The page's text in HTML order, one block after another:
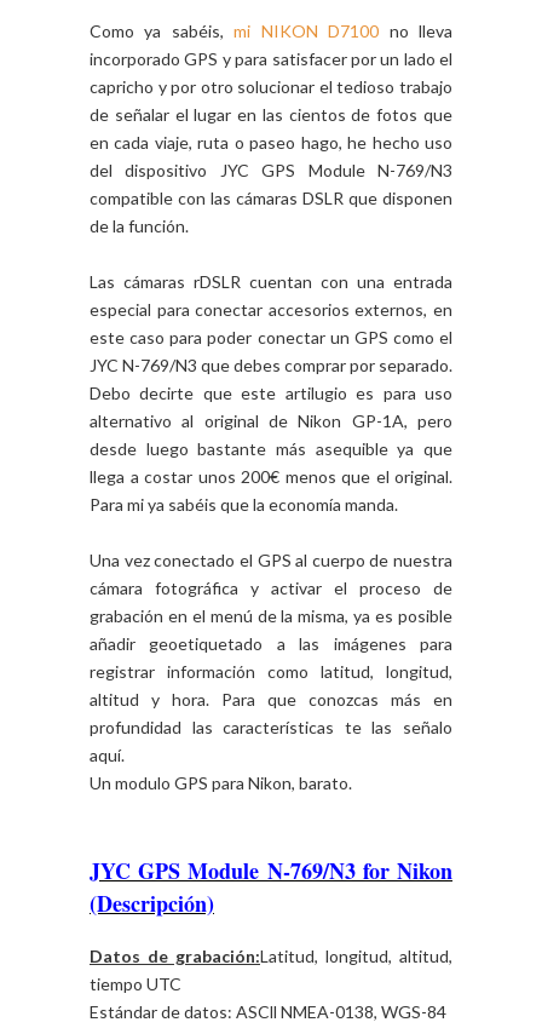
Como ya sabéis,mi NIKON D7100 no lleva
incorporado GPS y para satisfacer por un lado el
capricho y por otro solucionar el tedioso trabajo
de señalar el lugar en las cientos de fotos que
en cada viaje, ruta o paseo hago, he hecho uso
del dispositivo JYC GPS Module N-769/N3
compatible con las cámaras DSLR que disponen
de la función.
Las cámaras rDSLR cuentan con una entrada
especial para conectar accesorios externos, en
este caso para poder conectar un GPS como el
JYC N-769/N3 que debes comprar por separado.
Debo decirte que este artilugio es para uso
alternativo al original de Nikon GP-1A, pero
desde luego bastante más asequible ya que
llega a costar unos 200€ menos que el original.
Para mi ya sabéis que la economía manda.
Una vez conectado el GPS al cuerpo de nuestra
cámara fotográfica y activar el proceso de
grabación en el menú de la misma, ya es posible
añadir geoetiquetado a las imágenes para
registrar información como latitud, longitud,
altitud y hora. Para que conozcas más en
profundidad las características te las señalo
aquí.
Un modulo GPS para Nikon, barato.
JYC GPS Module N-769/N3 for Nikon
(Descripción)
Datos de grabación:Latitud, longitud, altitud,
tiempo UTC
Estándar de datos: ASCll NMEA-0138, WGS-84